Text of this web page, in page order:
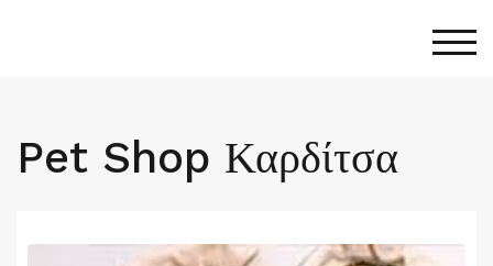
Pet Shop Καρδίτσα